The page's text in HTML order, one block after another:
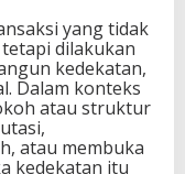
yang tidak
dilakukan
kedekatan,
Dalam konteks
atau struktur
atau membuka
kedekatan itu